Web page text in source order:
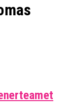
Hos Rabbits